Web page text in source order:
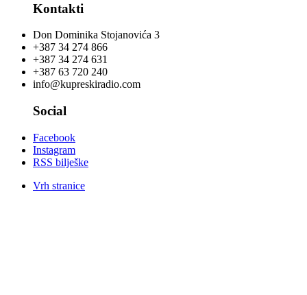
Kontakti
Don Dominika Stojanovića 3
+387 34 274 866
+387 34 274 631
+387 63 720 240
info@kupreskiradio.com
Social
Facebook
Instagram
RSS bilješke
Vrh stranice